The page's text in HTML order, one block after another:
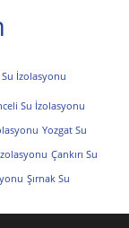
Su İzolasyonu
Su İzolasyonu
Yozgat Su
Çankırı Su
Şırnak Su